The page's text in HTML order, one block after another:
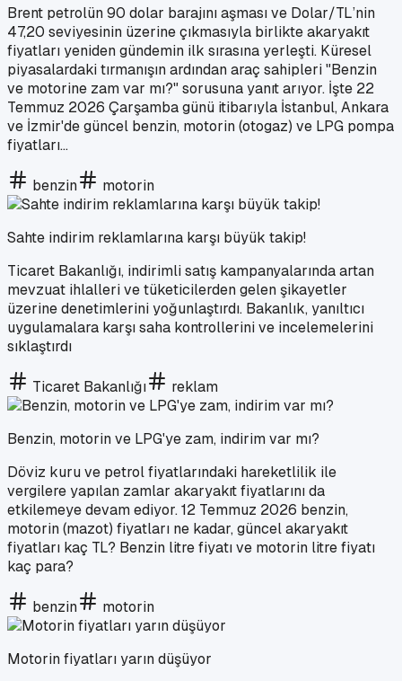
Brent petrolün 90 dolar barajını aşması ve Dolar/TL’nin
47,20 seviyesinin üzerine çıkmasıyla birlikte akaryakıt
fiyatları yeniden gündemin ilk sırasına yerleşti. Küresel
piyasalardaki tırmanışın ardından araç sahipleri "Benzin
ve motorine zam var mı?" sorusuna yanıt arıyor. İşte 22
Temmuz 2026 Çarşamba günü itibarıyla İstanbul, Ankara
ve İzmir'de güncel benzin, motorin (otogaz) ve LPG pompa
fiyatları...
benzin motorin
Sahte indirim reklamlarına karşı büyük takip!
Ticaret Bakanlığı, indirimli satış kampanyalarında artan
mevzuat ihlalleri ve tüketicilerden gelen şikayetler
üzerine denetimlerini yoğunlaştırdı. Bakanlık, yanıltıcı
uygulamalara karşı saha kontrollerini ve incelemelerini
sıklaştırdı
Ticaret Bakanlığı reklam
Benzin, motorin ve LPG'ye zam, indirim var mı?
Döviz kuru ve petrol fiyatlarındaki hareketlilik ile
vergilere yapılan zamlar akaryakıt fiyatlarını da
etkilemeye devam ediyor. 12 Temmuz 2026 benzin,
motorin (mazot) fiyatları ne kadar, güncel akaryakıt
fiyatları kaç TL? Benzin litre fiyatı ve motorin litre fiyatı
kaç para?
benzin motorin
Motorin fiyatları yarın düşüyor